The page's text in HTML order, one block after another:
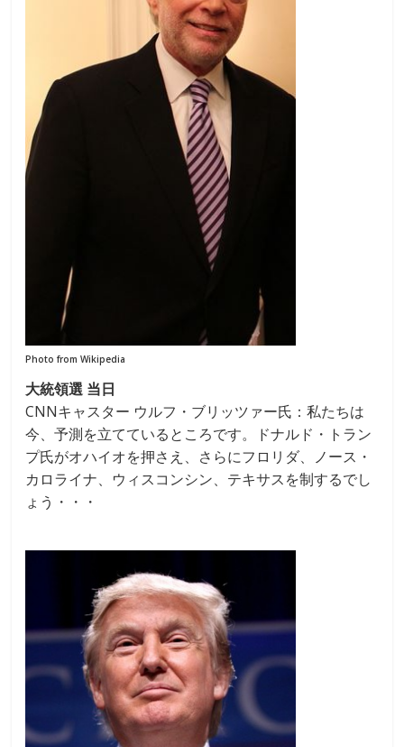
Photo from Wikipedia
大統領選 当日
CNNキャスター ウルフ・ブリッツァー氏：私たちは
今、予測を立てているところです。ドナルド・トラン
プ氏がオハイオを押さえ、さらにフロリダ、ノース・
カロライナ、ウィスコンシン、テキサスを制するでし
ょう・・・